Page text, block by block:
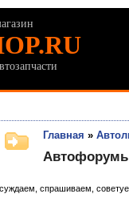
Главная »
спрашиваем,